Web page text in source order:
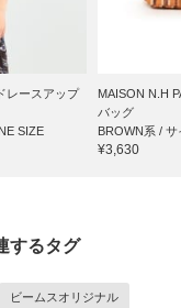
レースアップ
SIZE
MAISON N.H
バッグ
BROWN系 / サ
¥3,630
するタグ
ビームスオリジナル